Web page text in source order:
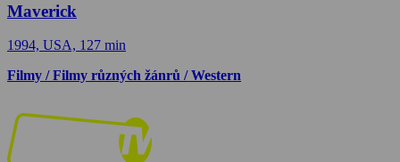
Maverick
1994, USA, 127 min
Filmy / Filmy různých žánrů / Western